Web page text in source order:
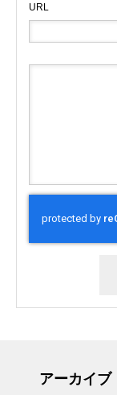
URL
アーカイブ